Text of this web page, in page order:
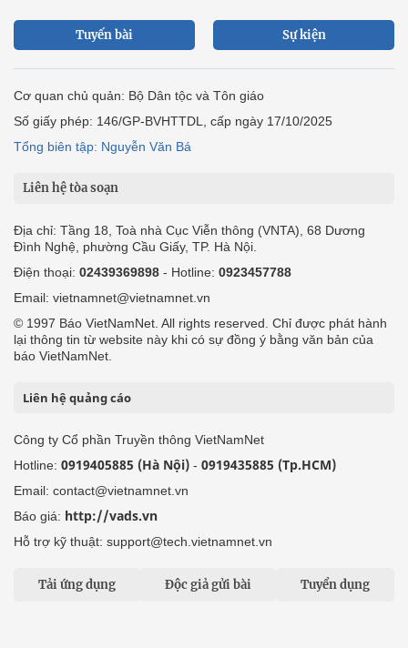
Tuyến bài Sự kiện
Cơ quan chủ quản: Bộ Dân tộc và Tôn giáo
Số giấy phép: 146/GP-BVHTTDL, cấp ngày 17/10/2025
Tổng biên tập: Nguyễn Văn Bá
Liên hệ tòa soạn
Địa chỉ: Tầng 18, Toà nhà Cục Viễn thông (VNTA), 68 Dương
Đình Nghệ, phường Cầu Giấy, TP. Hà Nội.
Điện thoại: 02439369898 - Hotline: 0923457788
Email: vietnamnet@vietnamnet.vn
© 1997 Báo VietNamNet. All rights reserved. Chỉ được phát hành
lại thông tin từ website này khi có sự đồng ý bằng văn bản của
báo VietNamNet.
Liên hệ quảng cáo
Công ty Cổ phần Truyền thông VietNamNet
Hotline: 0919405885 (Hà Nội) - 0919435885 (Tp.HCM)
Email: contact@vietnamnet.vn
Báo giá: http://vads.vn
Hỗ trợ kỹ thuật: support@tech.vietnamnet.vn
Tải ứng dụng Độc giả gửi bài Tuyển dụng